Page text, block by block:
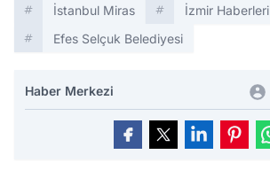
İstanbul Miras
İzmir Haberleri
Efes Selçuk Belediyesi
Haber Merkezi